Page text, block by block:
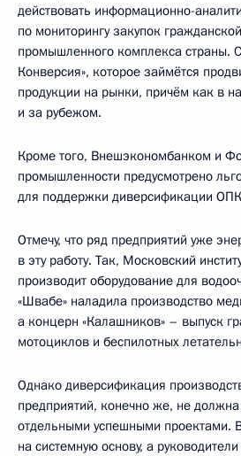
действовать информационно-
по мониторингу закупок
промышленного комплекса страны.
Конверсия», которое займётся
продукции на рынки, причём как в
и за рубежом.
Кроме того, Внешэкономбанком и
промышленности предусмотрено
для поддержки диверсификации
Отмечу, что ряд предприятий уже
в эту работу. Так, Московский
производит оборудование для
«Швабе» наладила производство
а концерн «Калашников» – выпуск
мотоциклов и беспилотных
Однако диверсификация
предприятий, конечно же, не
отдельными успешными проектами.
на системную основу, а